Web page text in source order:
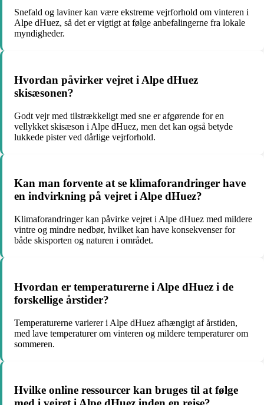
Snefald og laviner kan være ekstreme vejrforhold om vinteren i
Alpe dHuez, så det er vigtigt at følge anbefalingerne fra lokale
myndigheder.
Hvordan påvirker vejret i Alpe dHuez
skisæsonen?
Godt vejr med tilstrækkeligt med sne er afgørende for en
vellykket skisæson i Alpe dHuez, men det kan også betyde
lukkede pister ved dårlige vejrforhold.
Kan man forvente at se klimaforandringer have
en indvirkning på vejret i Alpe dHuez?
Klimaforandringer kan påvirke vejret i Alpe dHuez med mildere
vintre og mindre nedbør, hvilket kan have konsekvenser for
både skisporten og naturen i området.
Hvordan er temperaturerne i Alpe dHuez i de
forskellige årstider?
Temperaturerne varierer i Alpe dHuez afhængigt af årstiden,
med lave temperaturer om vinteren og mildere temperaturer om
sommeren.
Hvilke online ressourcer kan bruges til at følge